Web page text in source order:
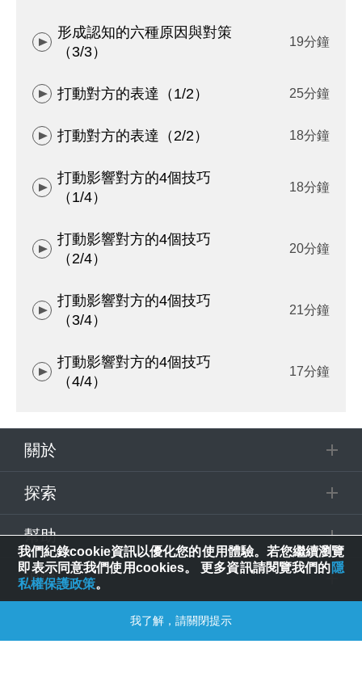
形成認知的六種原因與對策
（3/3）
19分鐘
打動對方的表達（1/2） 25分鐘
打動對方的表達（2/2） 18分鐘
打動影響對方的4個技巧
（1/4）
18分鐘
打動影響對方的4個技巧
（2/4）
20分鐘
打動影響對方的4個技巧
（3/4）
21分鐘
打動影響對方的4個技巧
（4/4）
17分鐘
關於
探索
幫助
追蹤
© 2025 Spring House Entertainment Tech. Inc. All Rights Reserved.
我們紀錄cookie資訊以優化您的使用體驗。若您繼續瀏覽
即表示同意我們使用cookies。 更多資訊請閱覽我們的隱
私權保護政策。
我了解，請關閉提示